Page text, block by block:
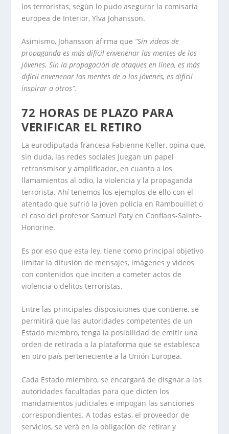
los terroristas, según lo pudo asegurar la comisaria
europea de Interior, Ylva Johansson.
Asimismo, Johansson afirma que “Sin videos de
propaganda es más difícil envenenar las mentes de los
jóvenes. Sin la propagación de ataques en línea, es más
difícil envenenar las mentes de a los jóvenes, es difícil
inspirar a otros”.
72 HORAS DE PLAZO PARA
VERIFICAR EL RETIRO
La eurodiputada francesa Fabienne Keller, opina que,
sin duda, las redes sociales juegan un papel
retransmisor y amplificador, en cuanto a los
llamamientos al odio, la violencia y la propaganda
terrorista. Ahí tenemos los ejemplos de ello con el
atentado que sufrió la joven policía en Rambouillet o
el caso del profesor Samuel Paty en Conflans-Sainte-
Honorine.
Es por eso que esta ley, tiene como principal objetivo
limitar la difusión de mensajes, imágenes y videos
con contenidos que inciten a cometer actos de
violencia o delitos terroristas.
Entre las principales disposiciones que contiene, se
permitirá que las autoridades competentes de un
Estado miembro, tenga la posibilidad de emitir una
orden de retirada a la plataforma que se establesca
en otro país perteneciente a la Unión Europea.
Cada Estado miembro, se encargará de disgnar a las
autoridades facultadas para que dicten los
mandamientos judiciales e impogan las sanciones
correspondientes. A todas estas, el proveedor de
servicios, se verá en la obligación de retirar y